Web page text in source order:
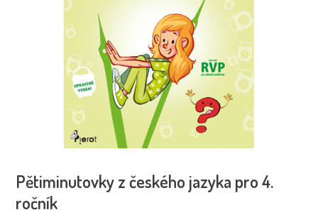
Pětiminutovky z českého jazyka pro 4.
ročník